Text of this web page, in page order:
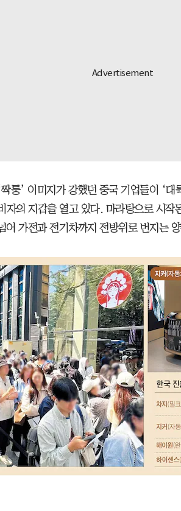
퉁’ 이미지가 강했던 중국 기업들이 ‘대
자의 지갑을 열고 있다. 마라탕으로 시
어 가전과 전기차까지 전방위로 번지는